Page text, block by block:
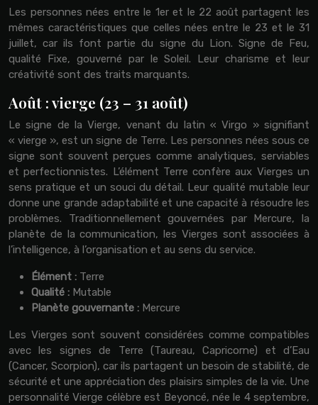
Les personnes nées entre le 1er et le 22 août partagent les
mêmes caractéristiques que celles nées entre le 23 et le 31
juillet, car ils font partie du signe du Lion. Signe de Feu,
qualité Fixe, gouverné par le Soleil. Leur charisme et leur
créativité sont des traits marquants.
Août : vierge (23 – 31 août)
Le signe de la Vierge, venant du latin « Virgo » signifiant
« vierge », est un signe de Terre. Les personnes nées sous ce
signe sont souvent perçues comme analytiques, serviables
et perfectionnistes. L’élément Terre confère aux Vierges un
sens pratique et un souci du détail. Leur qualité mutable leur
donne une grande adaptabilité et une capacité à résoudre les
problèmes. Traditionnellement gouvernées par Mercure, la
planète de la communication, les Vierges sont associées à
l’intelligence, à l’organisation et au sens du service.
Élément : Terre
Qualité : Mutable
Planète gouvernante : Mercure
Les Vierges sont souvent considérées comme compatibles
avec les signes de Terre (Taureau, Capricorne) et d’Eau
(Cancer, Scorpion), car ils partagent un besoin de stabilité, de
sécurité et une appréciation des plaisirs simples de la vie. Une
personnalité Vierge célèbre est Beyoncé, née le 4 septembre,